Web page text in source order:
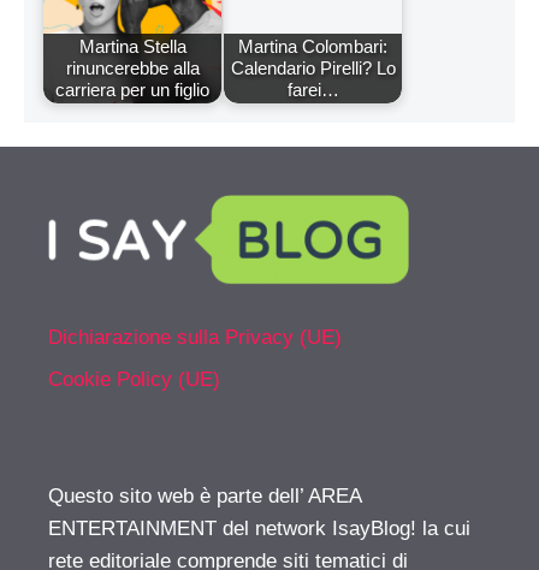
Martina Stella
rinuncerebbe alla
carriera per un figlio
Martina Colombari:
Calendario Pirelli? Lo
farei…
Dichiarazione sulla Privacy (UE)
Cookie Policy (UE)
Questo sito web è parte dell’ AREA
ENTERTAINMENT del network IsayBlog! la cui
rete editoriale comprende siti tematici di